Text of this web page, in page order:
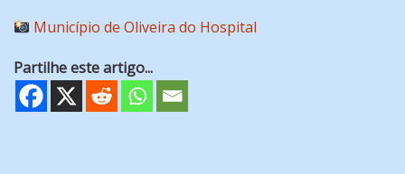
Município de Oliveira do Hospital
Partilhe este artigo...